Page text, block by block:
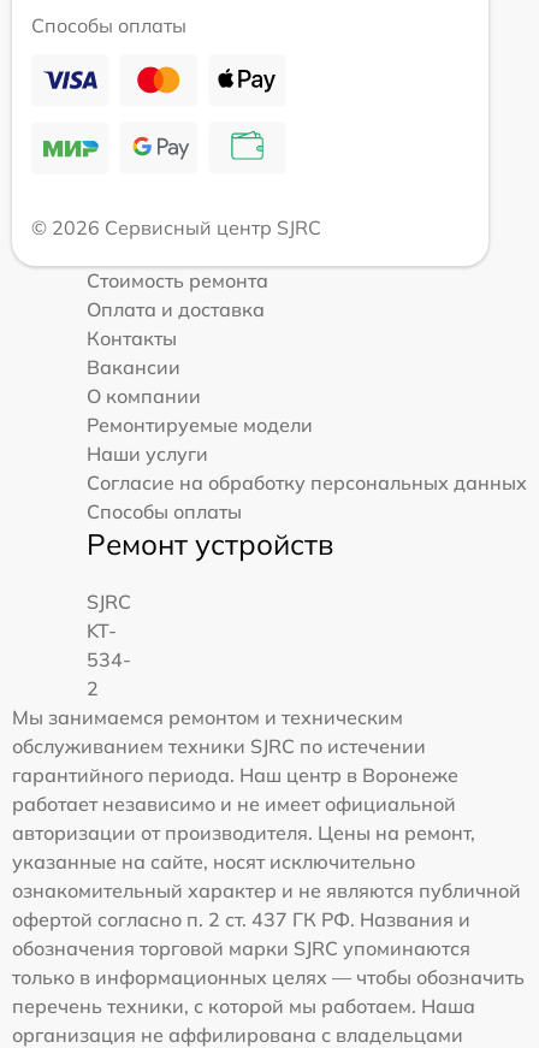
Способы оплаты
© 2026 Сервисный центр SJRC
Стоимость ремонта
Оплата и доставка
Контакты
Вакансии
О компании
Ремонтируемые модели
Наши услуги
Согласие на обработку персональных данных
Способы оплаты
Ремонт устройств
SJRC
KT-
534-
2
Мы занимаемся ремонтом и техническим
обслуживанием техники SJRC по истечении
гарантийного периода. Наш центр в Воронеже
работает независимо и не имеет официальной
авторизации от производителя. Цены на ремонт,
указанные на сайте, носят исключительно
ознакомительный характер и не являются публичной
офертой согласно п. 2 ст. 437 ГК РФ. Названия и
обозначения торговой марки SJRC упоминаются
только в информационных целях — чтобы обозначить
перечень техники, с которой мы работаем. Наша
организация не аффилирована с владельцами